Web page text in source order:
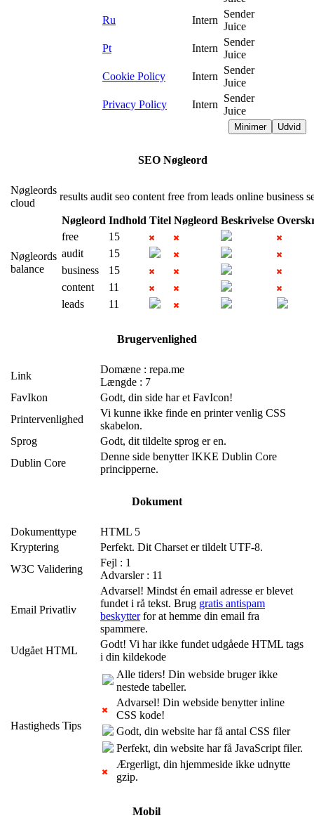
Ru
Intern
Sender
Juice
Pt
Intern
Sender
Juice
Cookie Policy
Intern
Sender
Juice
Privacy Policy
Intern
Sender
Juice
Udvid
Minimer
SEO Nøgleord
Nøgleords
cloud
results audit seo content free from leads online business
Nøgleords
balance
Nøgleord Indhold Titel Nøgleord Beskrivelse
free
15
audit
15
business
15
content
11
leads
11
Brugervenlighed
Link
Domæne : repa.me
Længde : 7
FavIkon
Godt, din side har et FavIcon!
Printervenlighed
Vi kunne ikke finde en printer venlig CSS
skabelon.
Sprog
Godt, dit tildelte sprog er en.
Dublin Core
Denne side benytter IKKE Dublin Core
principperne.
Dokument
Dokumenttype
HTML 5
Kryptering
Perfekt. Dit Charset er tildelt UTF-8.
W3C Validering
Fejl : 1
Advarsler : 11
Email Privatliv
Advarsel! Mindst én email adresse er blevet
fundet i rå tekst. Brug gratis antispam
beskytterfor at hemme din email fra
spammere.
Udgået HTML
Godt! Vi har ikke fundet udgåede HTML tags
i din kildekode
Hastigheds Tips
Alle tiders! Din webside bruger ikke
nestede tabeller.
Advarsel! Din webside benytter inline
CSS kode!
Godt, din website har få antal CSS filer
Perfekt, din website har få JavaScript filer.
Ærgerligt, din hjemmeside ikke udnytte
gzip.
Mobil